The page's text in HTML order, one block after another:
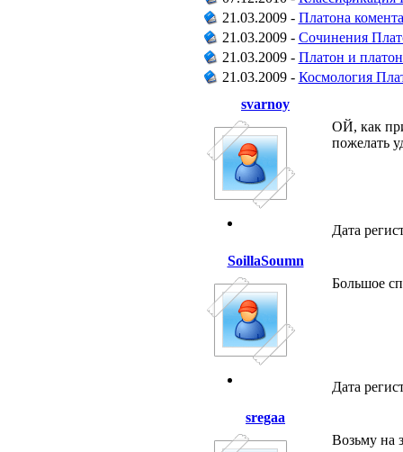
21.03.2009 - Платона
21.03.2009 - Сочинения
21.03.2009 - Платон и
21.03.2009 - Космология
svarnoy
ОЙ, как
пожелать
Дата
SoillaSoumn
Большое
Дата
sregaa
Возьму на